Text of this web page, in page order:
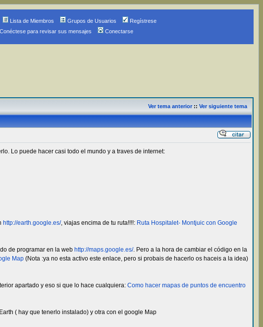
Lista de Miembros Grupos de Usuarios
Regístrese
Conéctese para revisar sus mensajes Conectarse
Ver tema anterior:: Ver siguiente tema
Lo puede hacer casi todo el mundo y a traves de internet:
http://earth.google.es/, viajas encima de tu ruta!!!!: Ruta Hospitalet- Montjuic con Google
de programar en la web http://maps.google.es/. Pero a la hora de cambiar el código en la
Map (Nota :ya no esta activo este enlace, pero si probais de hacerlo os haceis a la idea)
apartado y eso si que lo hace cualquiera: Como hacer mapas de puntos de encuentro
( hay que tenerlo instalado) y otra con el google Map